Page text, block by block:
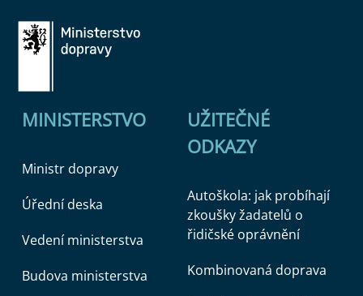
MINISTERSTVO
Ministr dopravy
Úřední deska
Vedení ministerstva
Budova ministerstva
UŽITEČNÉ
ODKAZY
Autoškola: jak probíhají
zkoušky žadatelů o
řidičské oprávnění
Kombinovaná doprava